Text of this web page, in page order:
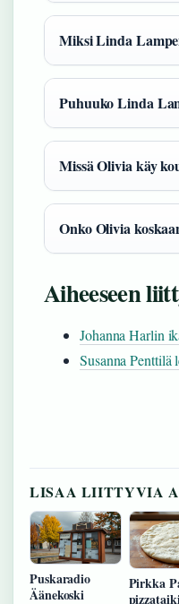
Miksi Linda
Puhuuko Linda
Missä Olivia käy
Onko Olivia
Aiheeseen
Johanna Harlin
Susanna Penttilä
LISAA LIITTYVIA
Puskaradio
Äänekoski
Pirkka